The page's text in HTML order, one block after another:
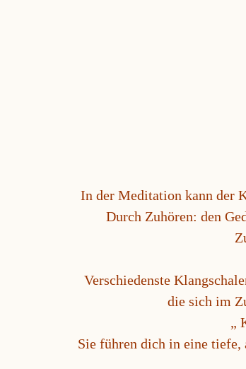
In der Meditation kann der
Durch Zuhören: den
Verschiedenste
die sich im
„
Sie führen dich in eine tiefe,